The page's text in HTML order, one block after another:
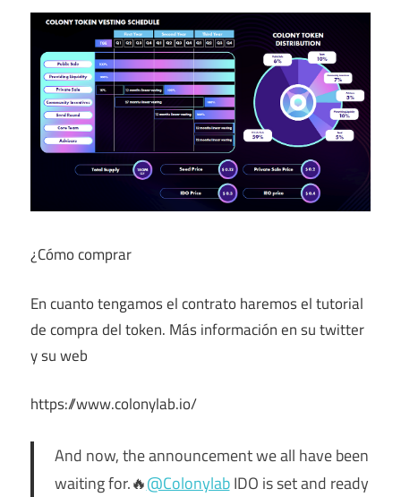
¿Cómo comprar
En cuanto tengamos el contrato haremos el tutorial
de compra del token. Más información en su twitter
y su web
https://www.colonylab.io/
And now, the announcement we all have been
waiting for.🔥@ColonylabIDO is set and ready